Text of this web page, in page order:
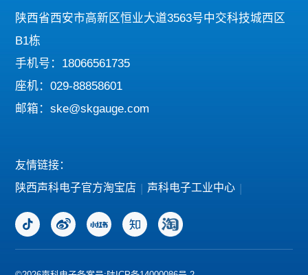
陕西省西安市高新区恒业大道3563号中交科技城西区
B1栋
手机号：18066561735
座机：029-88858601
邮箱：ske@skgauge.com
友情链接：
陕西声科电子官方淘宝店
声科电子工业中心